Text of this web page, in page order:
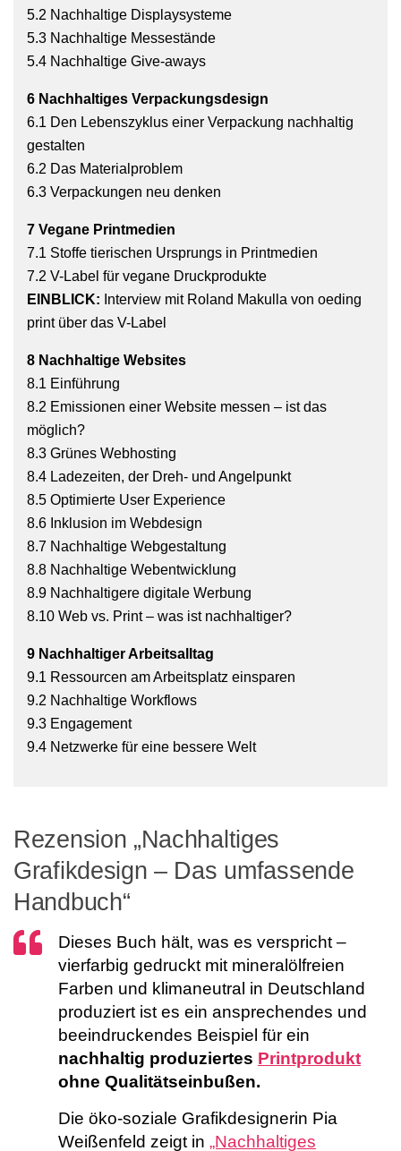
5.2 Nachhaltige Displaysysteme
5.3 Nachhaltige Messestände
5.4 Nachhaltige Give-aways
6 Nachhaltiges Verpackungsdesign
6.1 Den Lebenszyklus einer Verpackung nachhaltig
gestalten
6.2 Das Materialproblem
6.3 Verpackungen neu denken
7 Vegane Printmedien
7.1 Stoffe tierischen Ursprungs in Printmedien
7.2 V-Label für vegane Druckprodukte
EINBLICK: Interview mit Roland Makulla von oeding
print über das V-Label
8 Nachhaltige Websites
8.1 Einführung
8.2 Emissionen einer Website messen – ist das
möglich?
8.3 Grünes Webhosting
8.4 Ladezeiten, der Dreh- und Angelpunkt
8.5 Optimierte User Experience
8.6 Inklusion im Webdesign
8.7 Nachhaltige Webgestaltung
8.8 Nachhaltige Webentwicklung
8.9 Nachhaltigere digitale Werbung
8.10 Web vs. Print – was ist nachhaltiger?
9 Nachhaltiger Arbeitsalltag
9.1 Ressourcen am Arbeitsplatz einsparen
9.2 Nachhaltige Workflows
9.3 Engagement
9.4 Netzwerke für eine bessere Welt
Rezension „Nachhaltiges
Grafikdesign – Das umfassende
Handbuch“
Dieses Buch hält, was es verspricht –
vierfarbig gedruckt mit mineralölfreien
Farben und klimaneutral in Deutschland
produziert ist es ein ansprechendes und
beeindruckendes Beispiel für ein
nachhaltig produziertes Printprodukt
ohne Qualitätseinbußen.
Die öko-soziale Grafikdesignerin Pia
Weißenfeld zeigt in „Nachhaltiges